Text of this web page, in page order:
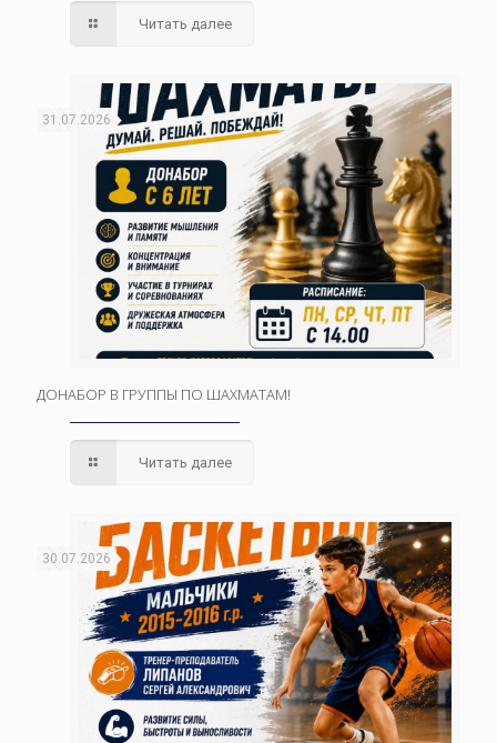
Читать далее
31.07.2026
ДОНАБОР В ГРУППЫ ПО ШАХМАТАМ!
Читать далее
30.07.2026